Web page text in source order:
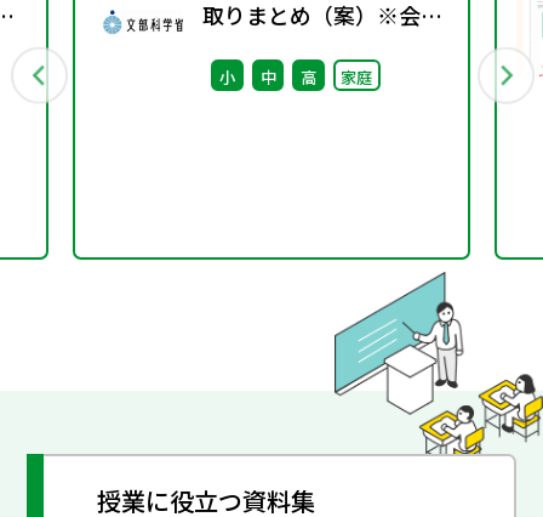
取りまとめ（案）※会議
後修正
小 中 高 家庭
授業に役立つ資料集